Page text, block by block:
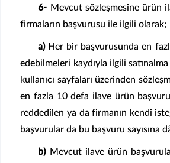
6- Mevcut sözleşmesine ürün
firmaların başvurusu ile ilgili olarak;
a)Her bir başvurusunda en
edebilmeleri kaydıyla ilgili satınalma
kullanıcı sayfaları üzerinden
en fazla 10 defa ilave ürün
reddedilen ya da firmanın kendi
başvurular da bu başvuru sayısına
b)Mevcut ilave ürün